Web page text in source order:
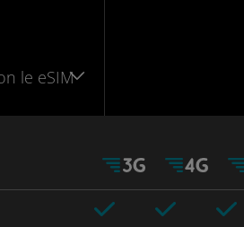
le eSIM